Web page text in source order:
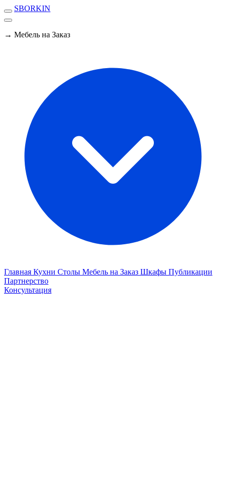
SBORKIN
→ Мебель на Заказ
Главная Кухни Столы Мебель на Заказ Шкафы Публикации
Партнерство
Консультация